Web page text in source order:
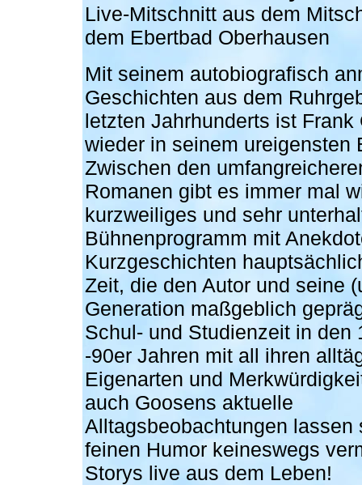
Live-Mitschnitt aus dem
dem Ebertbad Oberhausen
Mit seinem autobiografisch
Geschichten aus dem
letzten Jahrhunderts ist Frank
wieder in seinem ureigensten
Zwischen den
Romanen gibt es immer mal
kurzweiliges und sehr
Bühnenprogramm mit
Kurzgeschichten
Zeit, die den Autor und seine
Generation maßgeblich
Schul- und Studienzeit in den
-90er Jahren mit all ihren
Eigenarten und
auch Goosens aktuelle
Alltagsbeobachtungen lassen
feinen Humor keineswegs
Storys live aus dem Leben!